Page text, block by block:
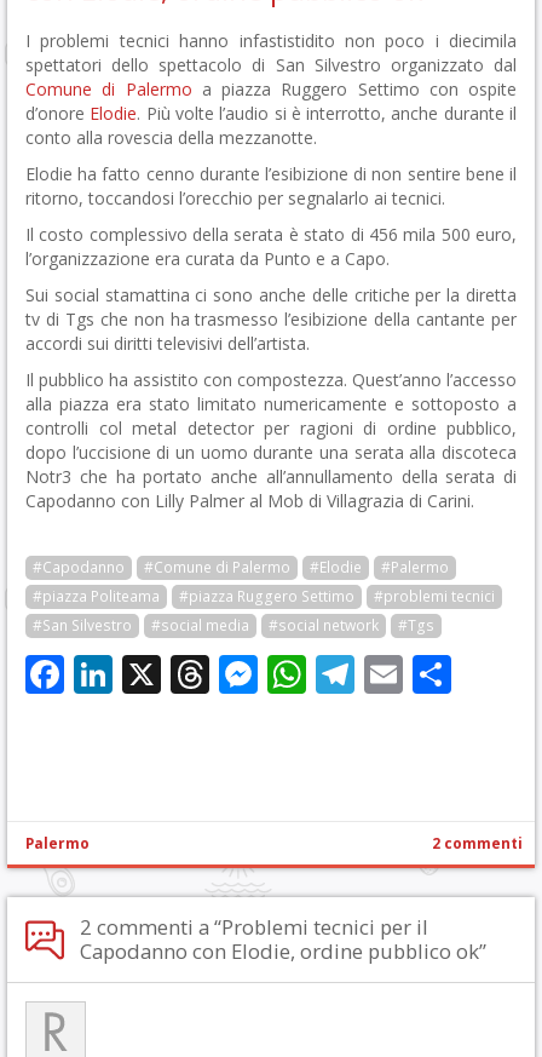
I problemi tecnici hanno infastistidito non poco i diecimila
spettatori dello spettacolo di San Silvestro organizzato dal
Comune di Palermo a piazza Ruggero Settimo con ospite
d’onore Elodie. Più volte l’audio si è interrotto, anche durante il
conto alla rovescia della mezzanotte.
Elodie ha fatto cenno durante l’esibizione di non sentire bene il
ritorno, toccandosi l’orecchio per segnalarlo ai tecnici.
Il costo complessivo della serata è stato di 456 mila 500 euro,
l’organizzazione era curata da Punto e a Capo.
Sui social stamattina ci sono anche delle critiche per la diretta
tv di Tgs che non ha trasmesso l’esibizione della cantante per
accordi sui diritti televisivi dell’artista.
Il pubblico ha assistito con compostezza. Quest’anno l’accesso
alla piazza era stato limitato numericamente e sottoposto a
controlli col metal detector per ragioni di ordine pubblico,
dopo l’uccisione di un uomo durante una serata alla discoteca
Notr3 che ha portato anche all’annullamento della serata di
Capodanno con Lilly Palmer al Mob di Villagrazia di Carini.
#Capodanno #Comune di Palermo #Elodie
#Palermo
#piazza Politeama
#piazza Ruggero Settimo
#problemi tecnici
#San Silvestro
#social media #social network #Tgs
Facebook
LinkedIn
X Threads
Messenger
WhatsApp
Telegram
Email
Palermo 2 commenti
2 commenti a “Problemi tecnici per il
Capodanno con Elodie, ordine pubblico ok”